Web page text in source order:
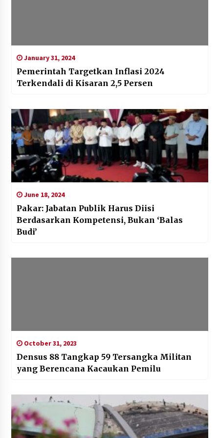
January 31, 2024
Pemerintah Targetkan Inflasi 2024
Terkendali di Kisaran 2,5 Persen
June 18, 2024
Pakar: Jabatan Publik Harus Diisi
Berdasarkan Kompetensi, Bukan ‘Balas
Budi’
October 31, 2023
Densus 88 Tangkap 59 Tersangka Militan
yang Berencana Kacaukan Pemilu